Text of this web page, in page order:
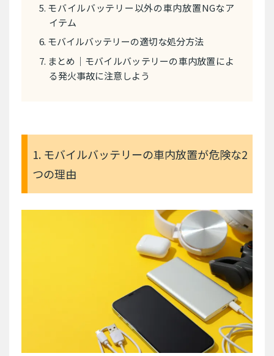
5. モバイルバッテリー以外の車内放置NGなア
イテム
6. モバイルバッテリーの適切な処分方法
7. まとめ｜モバイルバッテリーの車内放置によ
る発火事故に注意しよう
1. モバイルバッテリーの車内放置が危険な2
つの理由